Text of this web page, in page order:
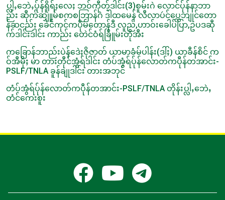
ပ္လါႇဘေဲႇပ်ုန်ရိူရ်ႈလေႈ ဘဝ်ကီုတ့်ဒါင်း(3)စူမ်းဂဲ လောင်ပ်ုန်နာဘာ
ည်း ဆီုက်ဆျှူမ်စကစဘြာန်ဂဲ ဒါထမေန် လီလာပဴင်ပ္လေဘျုင်တော
န်ဆငည်း ခေဲင်ကုင်ကပိုမ်တောန်ဒီ လူည်,ဟာဝ်းခေါပ်ပြာ,ဥပဒဆီု
က်ဒါင်းဒါင်း ကာည်း တေဲင်ဝံရ်ခြိူမ်းတိုအီး
ကခြောန်ဘာည်းပဲန်ဒေဲႈဇိုဇာတ် ယာမာခံမ်ပါန်း(ဒါ်ႈ) ယာခီန်စိင် က
ဝ်အီမိုႈ မာ တားတီုင်အွံရ်ဒါင်း တံပ်အွံရ်ပ်ုန်လောတ်ကပီုန်တအာင်း-
PSLF/TNLA ခူန်ချုဒါင်း တားအဘုင်
တံပ်အွံရ်ပ်ုန်လောတ်ကပီုန်တအာင်း-PSLF/TNLA တိုန်းပ္လါႇဘေဲႇ
တံင်ကေးစူး